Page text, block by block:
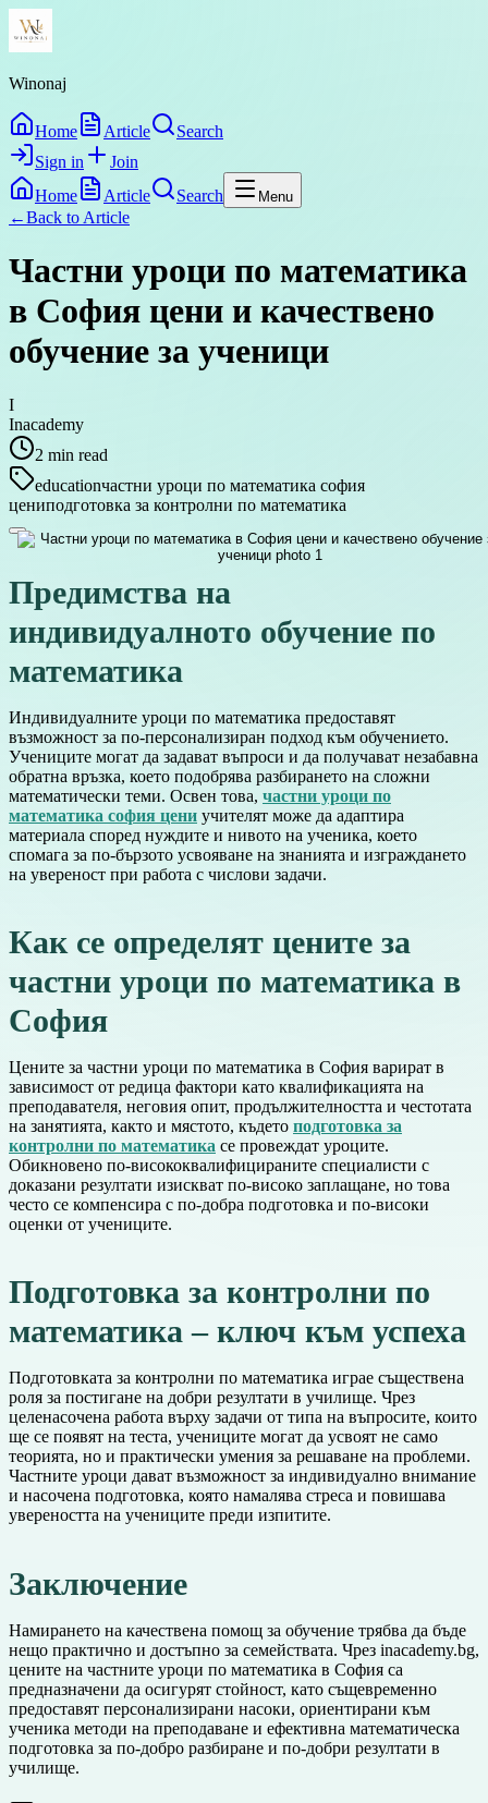
Winonaj
Home Article
Search
Sign in
Join
Home
Article Search Menu
←Back to Article
Частни уроци по математика
в София цени и качествено
обучение за ученици
I
Inacademy
2 min read
educationчастни уроци по математика софия
цениподготовка за контролни по математика
Предимства на
индивидуалното обучение по
математика
Индивидуалните уроци по математика предоставят
възможност за по-персонализиран подход към обучението.
Учениците могат да задават въпроси и да получават незабавна
обратна връзка, което подобрява разбирането на сложни
математически теми. Освен това, частни уроци по
математика софия цени учителят може да адаптира
материала според нуждите и нивото на ученика, което
спомага за по-бързото усвояване на знанията и изграждането
на увереност при работа с числови задачи.
Как се определят цените за
частни уроци по математика в
София
Цените за частни уроци по математика в София варират в
зависимост от редица фактори като квалификацията на
преподавателя, неговия опит, продължителността и честотата
на занятията, както и мястото, където подготовка за
контролни по математика се провеждат уроците.
Обикновено по-висококвалифицираните специалисти с
доказани резултати изискват по-високо заплащане, но това
често се компенсира с по-добра подготовка и по-високи
оценки от учениците.
Подготовка за контролни по
математика – ключ към успеха
Подготовката за контролни по математика играе съществена
роля за постигане на добри резултати в училище. Чрез
целенасочена работа върху задачи от типа на въпросите, които
ще се появят на теста, учениците могат да усвоят не само
теорията, но и практически умения за решаване на проблеми.
Частните уроци дават възможност за индивидуално внимание
и насочена подготовка, която намалява стреса и повишава
увереността на учениците преди изпитите.
Заключение
Намирането на качествена помощ за обучение трябва да бъде
нещо практично и достъпно за семействата. Чрез inacademy.bg,
цените на частните уроци по математика в София са
предназначени да осигурят стойност, като същевременно
предоставят персонализирани насоки, ориентирани към
ученика методи на преподаване и ефективна математическа
подготовка за по-добро разбиране и по-добри резултати в
училище.